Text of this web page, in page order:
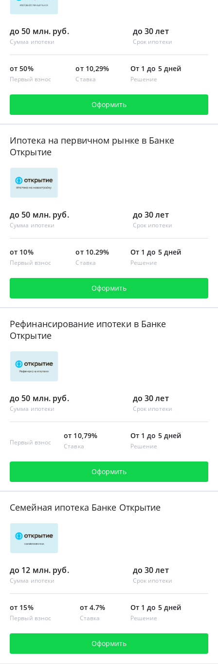
до 50 млн. руб.
Сумма ипотеки
до 30 лет
Срок ипотеки
от 50%
Первый взнос
от 10,29%
Ставка
От 1 до 5 дней
Решение
Оформить
Ипотека на первичном рынке в Банке
Открытие
до 50 млн. руб.
Сумма ипотеки
до 30 лет
Срок ипотеки
от 10%
Первый взнос
от 10.29%
Ставка
От 1 до 5 дней
Решение
Оформить
Рефинансирование ипотеки в Банке
Открытие
до 50 млн. руб.
Сумма ипотеки
до 30 лет
Срок ипотеки
Первый взнос
от 10,79%
Ставка
От 1 до 5 дней
Решение
Оформить
Семейная ипотека Банке Открытие
до 12 млн. руб.
Сумма ипотеки
до 30 лет
Срок ипотеки
от 15%
Первый взнос
от 4.7%
Ставка
От 1 до 5 дней
Решение
Оформить